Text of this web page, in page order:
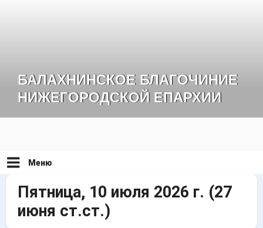
БАЛАХНИНСКОЕ БЛАГОЧИНИЕ
НИЖЕГОРОДСКОЙ ЕПАРХИИ
Меню
Пятница, 10 июля 2026 г. (27
июня ст.ст.)